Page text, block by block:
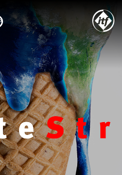
to
main
content